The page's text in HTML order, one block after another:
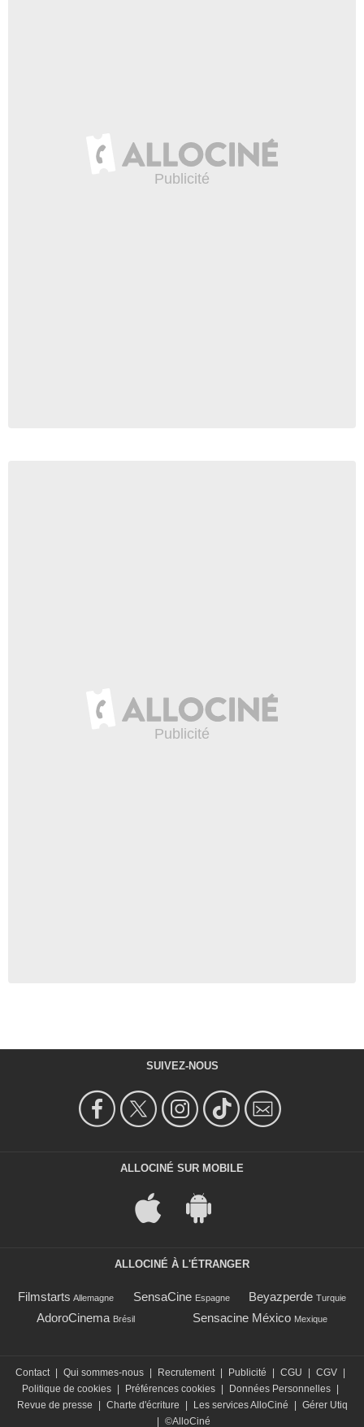
SUIVEZ-NOUS
ALLOCINÉ SUR MOBILE
ALLOCINÉ À L'ÉTRANGER
Filmstarts Allemagne SensaCine Espagne Beyazperde Turquie
AdoroCinema Brésil Sensacine México Mexique
Contact Qui sommes-nous Recrutement Publicité CGU CGV
Politique de cookies
Préférences cookies Données Personnelles
Revue de presse
Charte d'écriture Les services AlloCiné
Gérer Utiq
©AlloCiné